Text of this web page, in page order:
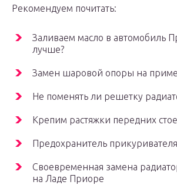
Рекомендуем почитать:
Заливаем масло в автомобиль
лучше?
Замен шаровой опоры на
Не поменять ли решетку
Крепим растяжки передних
Предохранитель
Своевременная замена
на Ладе Приоре